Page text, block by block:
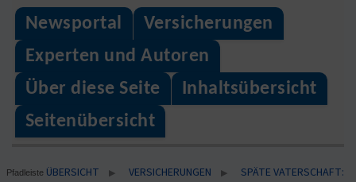
Newsportal
Versicherungen
Experten und Autoren
Über diese Seite
Inhaltsübersicht
Seitenübersicht
Pfadleiste ÜBERSICHT ▶ VERSICHERUNGEN ▶
SPÄTE VATERSCHAFT: